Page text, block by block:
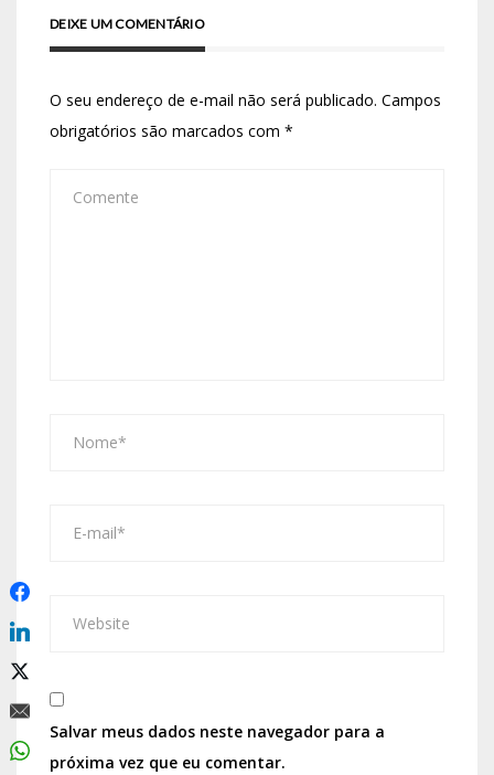
DEIXE UM COMENTÁRIO
O seu endereço de e-mail não será publicado. Campos
obrigatórios são marcados com *
Salvar meus dados neste navegador para a
próxima vez que eu comentar.